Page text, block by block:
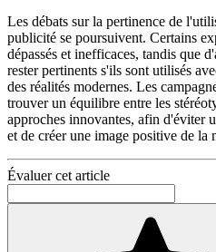
Les débats sur la pertinence de
publicité se poursuivent. Certains
dépassés et inefficaces, tandis que
rester pertinents s'ils sont utilisés
des réalités modernes. Les
trouver un équilibre entre les
approches innovantes, afin d'éviter
et de créer une image positive de la
Évaluer cet article